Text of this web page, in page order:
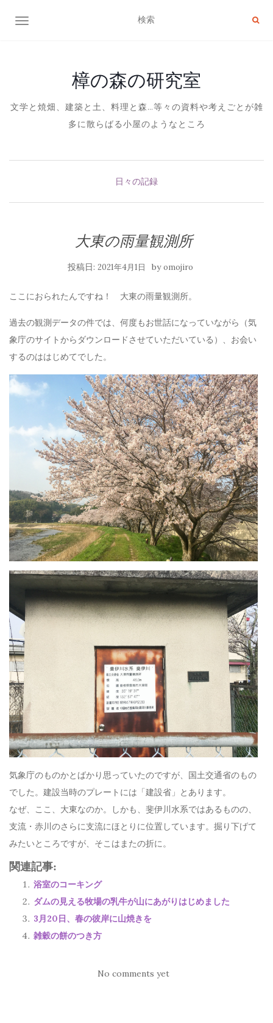
ナビゲーション切り替え
樟の森の研究室
文学と焼畑、建築と土、料理と森…等々の資料や考えごとが雑
多に散らばる小屋のようなところ
日々の記録
大東の雨量観測所
投稿日: 2021年4月1日 byomojiro
ここにおられたんですね！ 大東の雨量観測所。
過去の観測データの件では、何度もお世話になっていながら（気
象庁のサイトからダウンロードさせていただいている）、お会い
するのははじめてでした。
気象庁のものかとばかり思っていたのですが、国土交通省のもの
でした。建設当時のプレートには「建設省」とあります。
なぜ、ここ、大東なのか。しかも、斐伊川水系ではあるものの、
支流・赤川のさらに支流にほとりに位置しています。掘り下げて
みたいところですが、そこはまたの折に。
関連記事:
浴室のコーキング
ダムの見える牧場の乳牛が山にあがりはじめました
3月20日、春の彼岸に山焼きを
雑穀の餅のつき方
No comments yet